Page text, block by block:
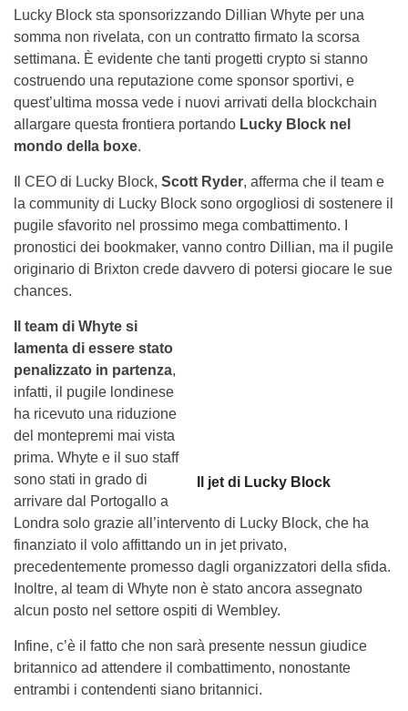
Lucky Block sta sponsorizzando Dillian Whyte per una
somma non rivelata, con un contratto firmato la scorsa
settimana. È evidente che tanti progetti crypto si stanno
costruendo una reputazione come sponsor sportivi, e
quest’ultima mossa vede i nuovi arrivati ​​della blockchain
allargare questa frontiera portando Lucky Block nel
mondo della boxe.
Il CEO di Lucky Block, Scott Ryder, afferma che il team e
la community di Lucky Block sono orgogliosi di sostenere il
pugile sfavorito nel prossimo mega combattimento. I
pronostici dei bookmaker, vanno contro Dillian, ma il pugile
originario di Brixton crede davvero di potersi giocare le sue
chances.
Il jet di Lucky Block
Il team di Whyte si
lamenta di essere stato
penalizzato in partenza,
infatti, il pugile londinese
ha ricevuto una riduzione
del montepremi mai vista
prima. Whyte e il suo staff
sono stati in grado di
arrivare dal Portogallo a
Londra solo grazie all’intervento di Lucky Block, che ha
finanziato il volo affittando un in jet privato,
precedentemente promesso dagli organizzatori della sfida.
Inoltre, al team di Whyte non è stato ancora assegnato
alcun posto nel settore ospiti di Wembley.
Infine, c’è il fatto che non sarà presente nessun giudice
britannico ad attendere il combattimento, nonostante
entrambi i contendenti siano britannici.